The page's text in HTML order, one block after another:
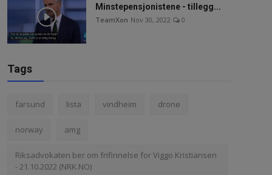
Minstepensjonistene - tillegg...
TeamXon Nov 30, 2022 0
Tags
farsund lista vindheim drone
norway amg
Riksadvokaten ber om frifinnelse for Viggo Kristiansen
- 21.10.2022 (NRK.NO)